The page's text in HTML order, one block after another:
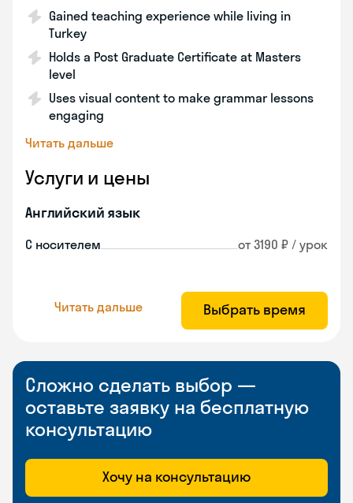
Gained teaching experience while living in
Turkey
Holds a Post Graduate Certificate at Masters
level
Uses visual content to make grammar lessons
engaging
Читать дальше
Услуги и цены
Английский язык
С носителем от 3190 ₽ / урок
Читать дальше Выбрать время
Сложно сделать выбор —
оставьте заявку на бесплатную
консультацию
Хочу на консультацию